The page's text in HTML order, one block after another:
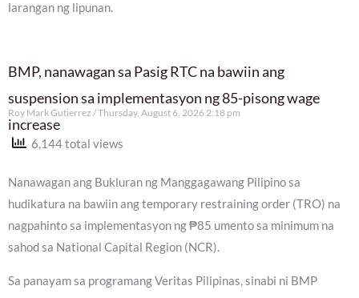
larangan ng lipunan.
BMP, nanawagan sa Pasig RTC na bawiin ang
suspension sa implementasyon ng 85-pisong wage
increase
Roy Mark Gutierrez Thursday, August 6, 2026 2:18 pm
6,144 total views
Nanawagan ang Bukluran ng Manggagawang Pilipino sa
hudikatura na bawiin ang temporary restraining order (TRO) na
nagpahinto sa implementasyon ng ₱85 umento sa minimum na
sahod sa National Capital Region (NCR).
Sa panayam sa programang Veritas Pilipinas, sinabi ni BMP